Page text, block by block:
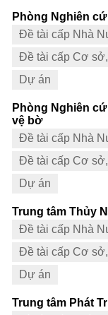
Phòng Nghiên
Đề tài cấp Nhà
Đề tài cấp Cơ
Dự án
Phòng Nghiên
vệ bờ
Đề tài cấp Nhà
Đề tài cấp Cơ
Dự án
Trung tâm Thủy
Đề tài cấp Nhà
Đề tài cấp Cơ
Dự án
Trung tâm Phát